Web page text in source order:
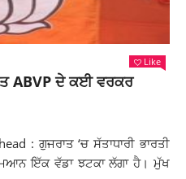
Like
ABVP ਦੇ ਕਈ ਵਰਕਰ
: ਗੁਜਰਾਤ ‘ਚ ਸੱਤਾਧਾਰੀ ਭਾਰਤੀ
ਇੱਕ ਵੱਡਾ ਝਟਕਾ ਲੱਗਾ ਹੈ। ਮੁੱਖ